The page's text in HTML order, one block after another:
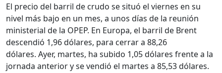
El precio del barril de crudo se situó el viernes en su
nivel más bajo en un mes, a unos días de la reunión
ministerial de la OPEP. En Europa, el barril de Brent
descendió 1,96 dólares, para cerrar a 88,26
dólares. Ayer, martes, ha subido 1,05 dólares frente a la
jornada anterior y se vendió el martes a 85,53 dólares.